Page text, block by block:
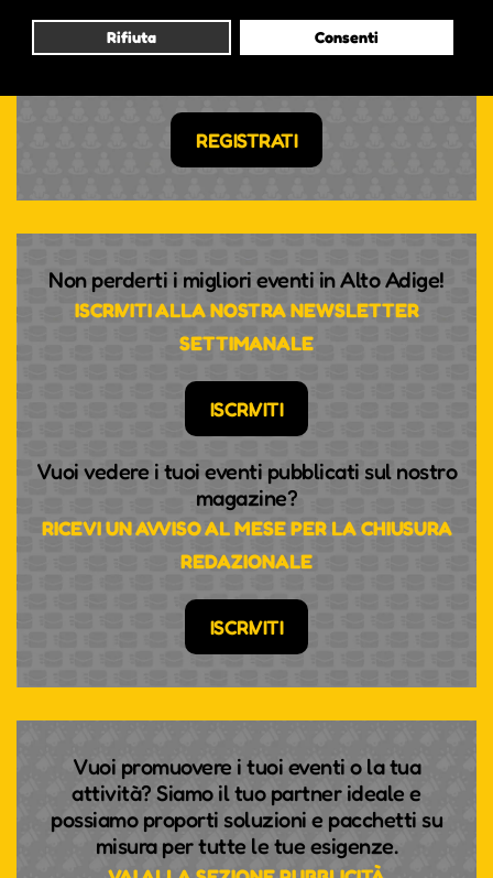
Rifiuta Consenti
REGISTRATI
Non perderti i migliori eventi in Alto Adige!
ISCRIVITI ALLA NOSTRA NEWSLETTER
SETTIMANALE
ISCRIVITI
Vuoi vedere i tuoi eventi pubblicati sul nostro
magazine?
RICEVI UN AVVISO AL MESE PER LA CHIUSURA
REDAZIONALE
ISCRIVITI
Vuoi promuovere i tuoi eventi o la tua
attività? Siamo il tuo partner ideale e
possiamo proporti soluzioni e pacchetti su
misura per tutte le tue esigenze.